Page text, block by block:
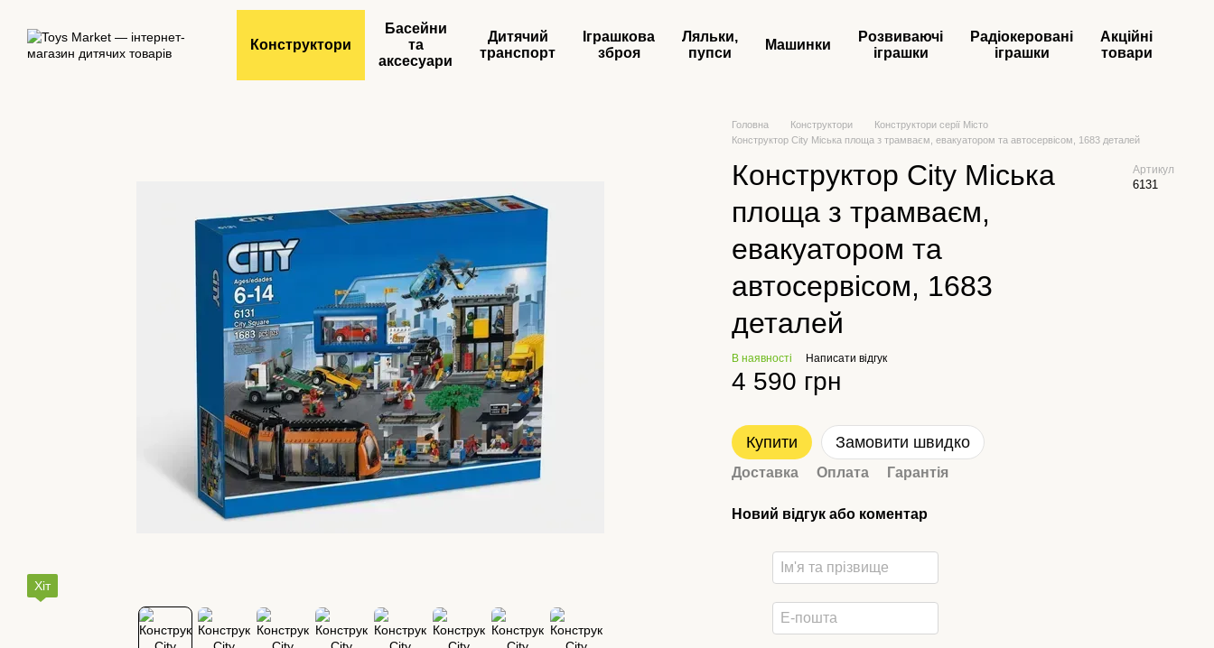
Конструктори
Басейни
та
аксесуари
Дитячий
транспорт
Іграшкова
зброя
Ляльки,
пупси
Машинки
Розвиваючі
іграшки
Радіокеровані
іграшки
Акційні
товари
Хіт
Головна Конструктори
Конструктори серії Місто
Конструктор City Міська площа з трамваєм, евакуатором та автосервісом, 1683 деталей
Конструктор City Міська
площа з трамваєм,
евакуатором та
автосервісом, 1683
деталей
Артикул
6131
В наявності Написати відгук
4 590 грн
Купити Замовити швидко
Доставка Оплата Гарантія
Новий відгук або коментар